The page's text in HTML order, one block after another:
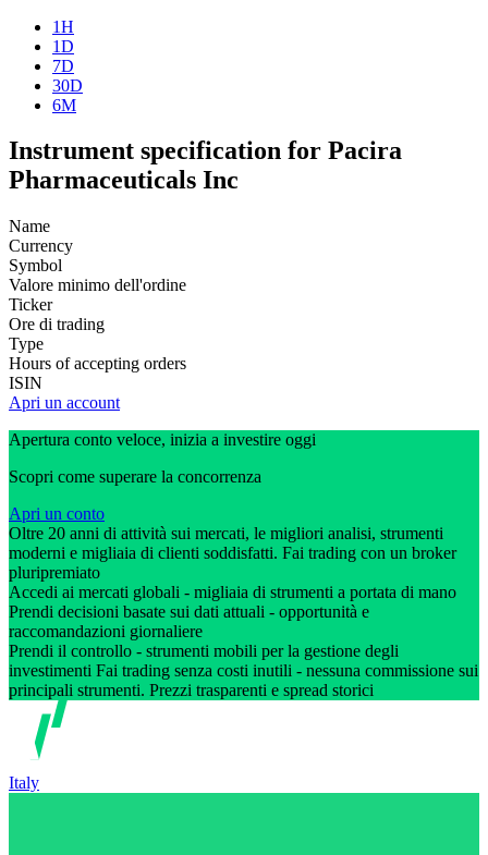
1H
1D
7D
30D
6M
Instrument specification for Pacira
Pharmaceuticals Inc
Name
Currency
Symbol
Valore minimo dell'ordine
Ticker
Ore di trading
Type
Hours of accepting orders
ISIN
Apri un account
Apertura conto veloce, inizia a investire oggi
Scopri come superare la concorrenza
Apri un conto
Oltre 20 anni di attività sui mercati, le migliori analisi, strumenti
moderni e migliaia di clienti soddisfatti. Fai trading con un broker
pluripremiato
Accedi ai mercati globali - migliaia di strumenti a portata di mano
Prendi decisioni basate sui dati attuali - opportunità e
raccomandazioni giornaliere
Prendi il controllo - strumenti mobili per la gestione degli
investimenti Fai trading senza costi inutili - nessuna commissione sui
principali strumenti. Prezzi trasparenti e spread storici
Italy